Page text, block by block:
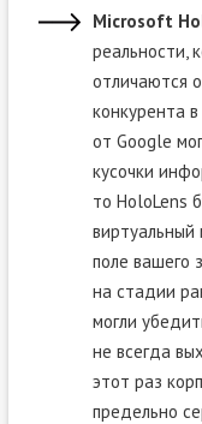
Microsoft
реальности,
отличаются
конкурента
от Google
кусочки
то HoloLens
виртуальный
поле вашего
на стадии
могли
не всегда
этот раз
предельно